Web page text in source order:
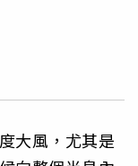
大風，尤其是